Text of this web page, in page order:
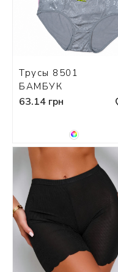
ДНЕЙ
Трусы 8501
БАМБУК
63.14 грн